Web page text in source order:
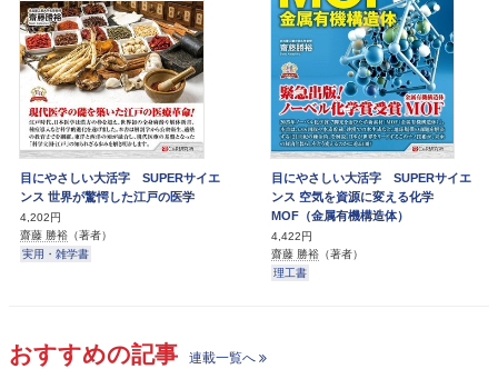
目にやさしい大活字 SUPERサイエ
ンス 世界が驚愕した江戸の医学
4,202円
齋藤 勝裕 （著者）
実用・雑学書
目にやさしい大活字 SUPERサイエ
ンス 空気を資源に変える化学
MOF（金属有機構造体）
4,422円
齋藤 勝裕 （著者）
理工書
おすすめの記事 連載一覧へ